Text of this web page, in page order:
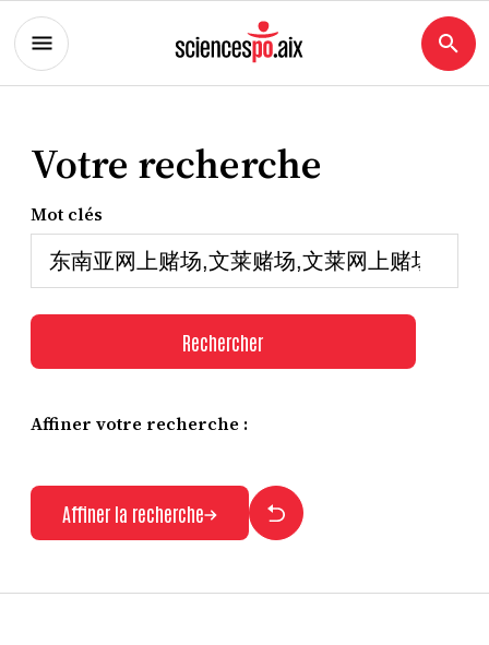
Votre recherche
Mot clés
Rechercher
Affiner votre recherche :
Affiner la recherche